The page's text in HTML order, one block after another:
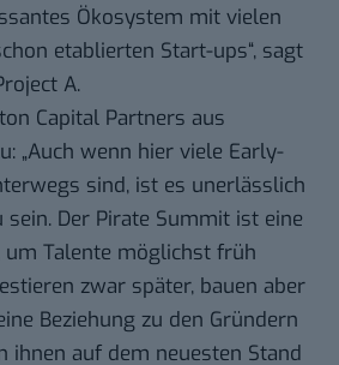
Ökosystem mit vielen
etablierten Start-ups“, sagt
A.
Capital Partners aus
„Auch wenn hier viele Early-
sind, ist es unerlässlich
Der Pirate Summit ist eine
um Talente möglichst früh
zwar später, bauen aber
Beziehung zu den Gründern
ihnen auf dem neuesten Stand